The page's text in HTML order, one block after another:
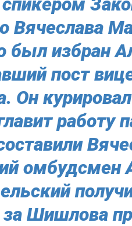
Вячеслава
был избран
пост
Он
омбудсмен
Шишлова